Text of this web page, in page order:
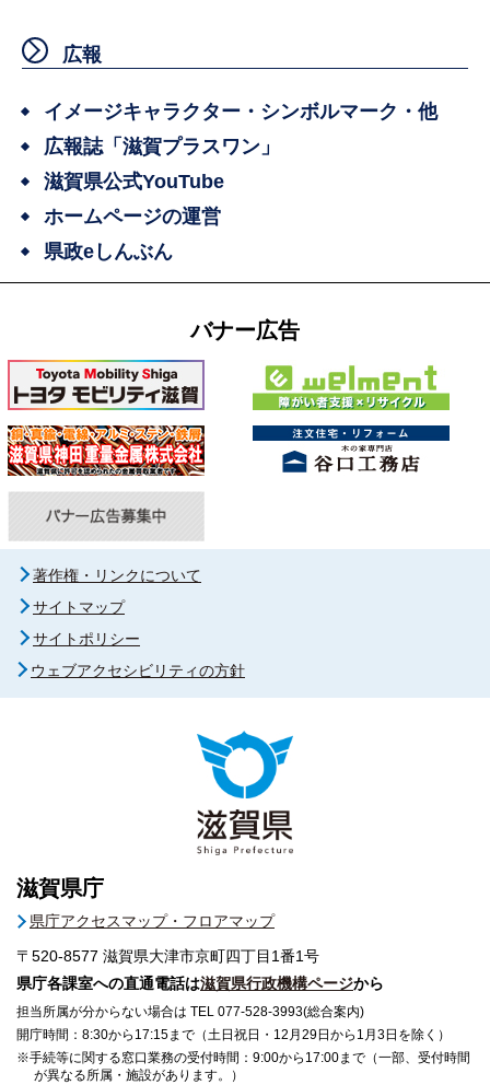
広報
イメージキャラクター・シンボルマーク・他
広報誌「滋賀プラスワン」
滋賀県公式YouTube
ホームページの運営
県政eしんぶん
バナー広告
著作権・リンクについて
サイトマップ
サイトポリシー
ウェブアクセシビリティの方針
滋賀県庁
県庁アクセスマップ・フロアマップ
〒520-8577 滋賀県大津市京町四丁目1番1号
県庁各課室への直通電話は滋賀県行政機構ページから
担当所属が分からない場合は TEL 077-528-3993(総合案内)
開庁時間：8:30から17:15まで（土日祝日・12月29日から1月3日を除く）
※手続等に関する窓口業務の受付時間：9:00から17:00まで（一部、受付時間
が異なる所属・施設があります。）